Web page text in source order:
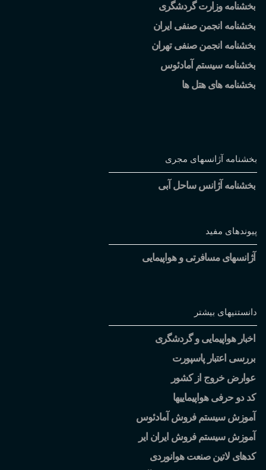
بخشنامه وزارت گردشگری
بخشنامه انجمن صنفی ایران
بخشنامه انجمن صنفی تهران
بخشنامه سیستم آمادئوس
بخشنامه های هتل ها
بخشنامه آژانسهای مجری
بخشنامه آژانس ساحل آبی
پیوندهای مفید
آژانسهای مسافرتی و هواپیمایی
دانستنیهای بیشتر
اخبار هواپیمایی و گردشگری
بررسی اعتبار پاسپورت
عوارض خروج از کشور
کد دو حرفی هواپیماییها
آموزش سیستم فروش آمادئوس
آموزش سیستم فروش ایران ایر
کدهای لاتین صنعت هوانوردی